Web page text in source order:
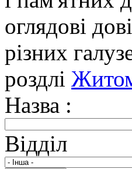
оглядові
різних
роздлі
Назва :
Відділ